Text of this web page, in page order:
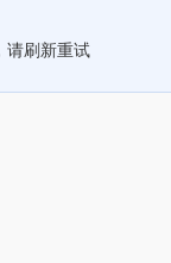
请刷新重试